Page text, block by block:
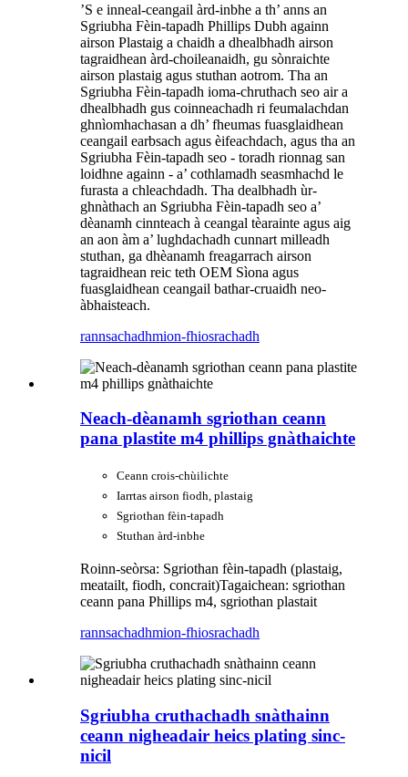
’S e inneal-ceangail àrd-inbhe a th’ anns an
Sgriubha Fèin-tapadh Phillips Dubh againn
airson Plastaig a chaidh a dhealbhadh airson
tagraidhean àrd-choileanaidh, gu sònraichte
airson plastaig agus stuthan aotrom. Tha an
Sgriubha Fèin-tapadh ioma-chruthach seo air a
dhealbhadh gus coinneachadh ri feumalachdan
ghnìomhachasan a dh’ fheumas fuasglaidhean
ceangail earbsach agus èifeachdach, agus tha an
Sgriubha Fèin-tapadh seo - toradh rionnag san
loidhne againn - a’ cothlamadh seasmhachd le
furasta a chleachdadh. Tha dealbhadh ùr-
ghnàthach an Sgriubha Fèin-tapadh seo a’
dèanamh cinnteach à ceangal tèarainte agus aig
an aon àm a’ lughdachadh cunnart milleadh
stuthan, ga dhèanamh freagarrach airson
tagraidhean reic teth OEM Sìona agus
fuasglaidhean ceangail bathar-cruaidh neo-
àbhaisteach.
rannsachadhmion-fhiosrachadh
Neach-dèanamh sgriothan ceann
pana plastite m4 phillips gnàthaichte
Ceann crois-chùilichte
Iarrtas airson fiodh, plastaig
Sgriothan fèin-tapadh
Stuthan àrd-inbhe
Roinn-seòrsa: Sgriothan fèin-tapadh (plastaig,
meatailt, fiodh, concrait)Tagaichean: sgriothan
ceann pana Phillips m4, sgriothan plastait
rannsachadhmion-fhiosrachadh
Sgriubha cruthachadh snàthainn
ceann nigheadair heics plating sinc-
nicil